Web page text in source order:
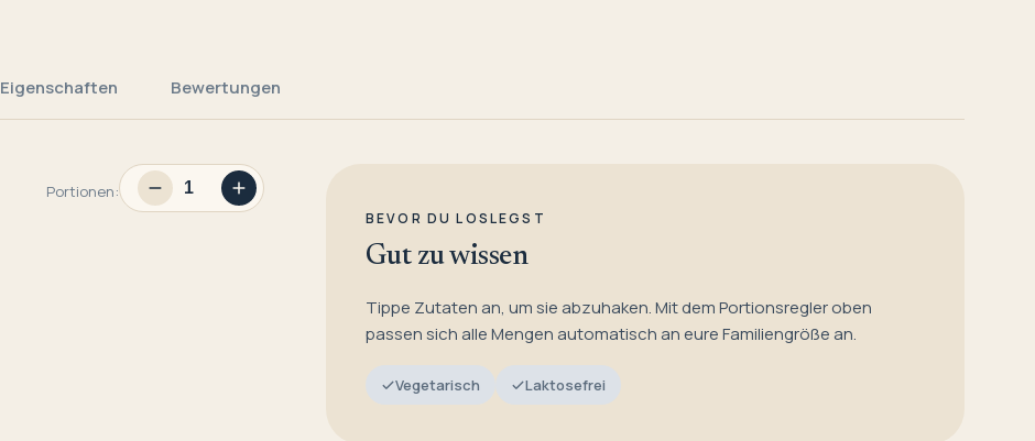
Eigenschaften Bewertungen
Portionen:
BEVOR DU LOSLEGST
Gut zu wissen
Tippe Zutaten an, um sie abzuhaken. Mit dem Portionsregler oben
passen sich alle Mengen automatisch an eure Familiengröße an.
Vegetarisch Laktosefrei